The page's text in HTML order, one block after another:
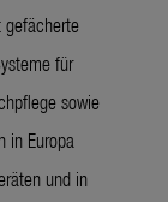
gefächerte
für
sowie
in Europa
und in